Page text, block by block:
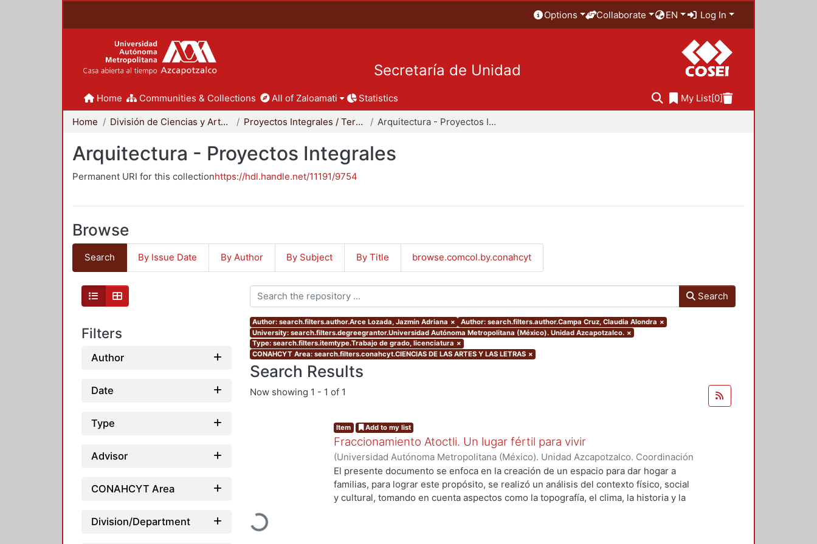
Options Collaborate EN Log In
Secretaría de Unidad
Home Communities & Collections All of Zaloamati Statistics My List[0]
Home División de Ciencias y Artes para el Diseño Proyectos Integrales / Terminales - Licenciatura Arquitectura - Proyectos Integrales
Arquitectura - Proyectos Integrales
Permanent URI for this collectionhttps://hdl.handle.net/11191/9754
Browse
Search By Issue Date By Author By Subject By Title browse.comcol.by.conahcyt
Filters
Author
Date
Type
Advisor
CONAHCYT Area
Division/Department
Search
Author: search.filters.author.Arce Lozada, Jazmín Adriana × Author: search.filters.author.Campa Cruz, Claudia Alondra ×
University: search.filters.degreegrantor.Universidad Autónoma Metropolitana (México). Unidad Azcapotzalco. ×
Type: search.filters.itemtype.Trabajo de grado, licenciatura ×
CONAHCYT Area: search.filters.conahcyt.CIENCIAS DE LAS ARTES Y LAS LETRAS ×
Search Results
Now showing 1 - 1 of 1
Loading...
Item Add to my list
Fraccionamiento Atoctli. Un lugar fértil para vivir
(Universidad Autónoma Metropolitana (México). Unidad Azcapotzalco. Coordinación
de Servicios de Información.,2023-06-30)Campa Cruz, Claudia Alondra;Arce
Lozada, Jazmín Adriana; Chávez Jiménez, Marisol
El presente documento se enfoca en la creación de un espacio para dar hogar a
familias, para lograr este propósito, se realizó un análisis del contexto físico, social
y cultural, tomando en cuenta aspectos como la topografía, el clima, la historia y la